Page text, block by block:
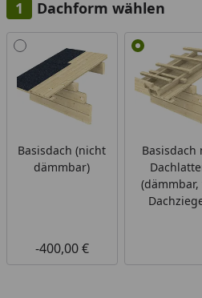
Dachform wählen
Alle anzeigen (3)
Basisdach (nicht
dämmbar)
-400,00 €
Basisdach